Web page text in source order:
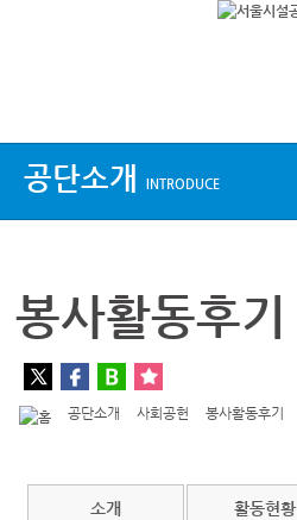
공단소개 INTRODUCE
봉사활동후기
공단소개 사회공헌 봉사활동후기
소개 활동현황